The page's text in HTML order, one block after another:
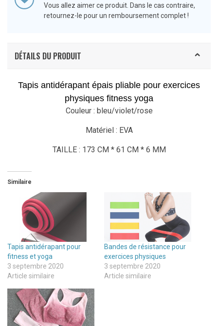
Vous allez aimer ce produit. Dans le cas contraire,
retournez-le pour un remboursement complet !
DÉTAILS DU PRODUIT
Tapis antidérapant épais pliable pour exercices
physiques fitness yoga
Couleur : bleu/violet/rose
Matériel : EVA
TAILLE : 173 CM * 61 CM * 6 MM
Similaire
Tapis antidérapant pour
fitness et yoga
3 septembre 2020
Article similaire
Bandes de résistance pour
exercices physiques
3 septembre 2020
Article similaire